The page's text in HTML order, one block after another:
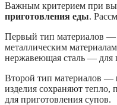
Важным критерием при
приготовления еды.
Первый тип материалов —
металлическим
нержавеющая сталь — для
Второй тип материалов —
изделия сохраняют
для приготовления супов.